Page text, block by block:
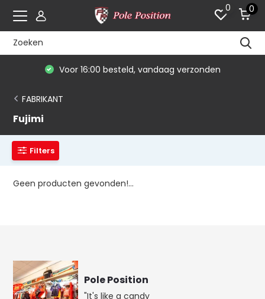
0 0
Voor 16:00 besteld, vandaag verzonden
FABRIKANT
Fujimi
Filters
Geen producten gevonden!...
Pole Position
"It's like a candy